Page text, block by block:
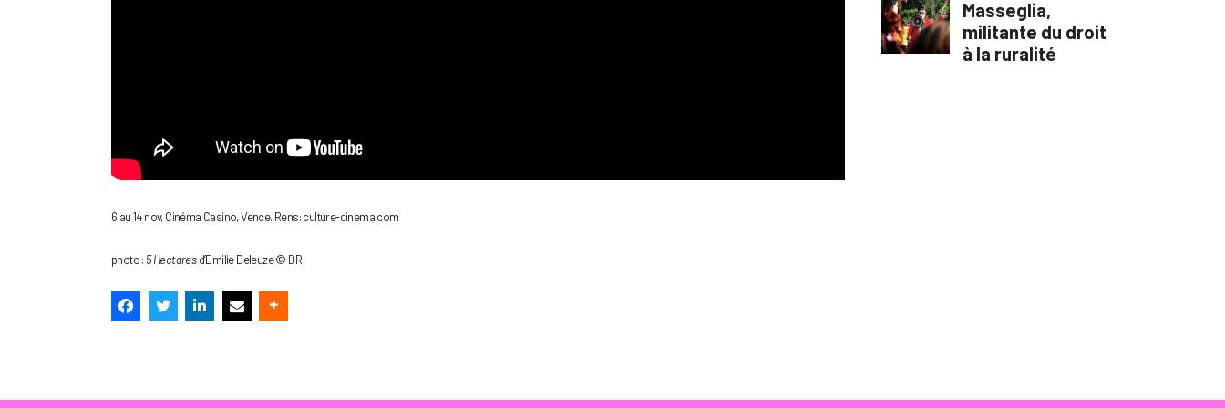
6 au 14 nov, Cinéma Casino, Vence. Rens: culture-cinema.com
photo : 5 Hectaresd’Emilie Deleuze © DR